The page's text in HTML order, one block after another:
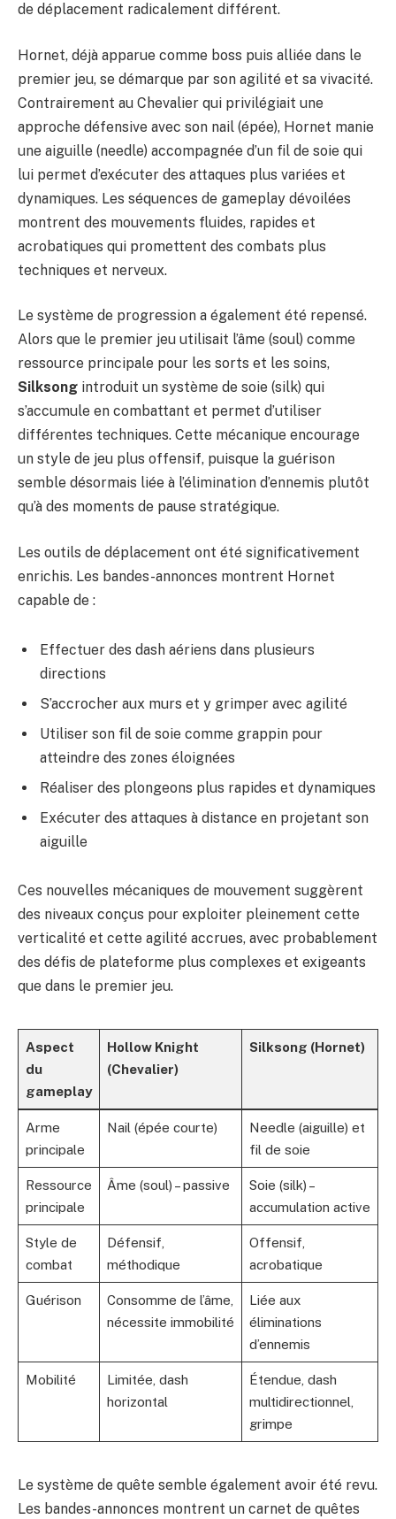
de déplacement radicalement différent.
Hornet, déjà apparue comme boss puis alliée dans le
premier jeu, se démarque par son agilité et sa vivacité.
Contrairement au Chevalier qui privilégiait une
approche défensive avec son nail (épée), Hornet manie
une aiguille (needle) accompagnée d’un fil de soie qui
lui permet d’exécuter des attaques plus variées et
dynamiques. Les séquences de gameplay dévoilées
montrent des mouvements fluides, rapides et
acrobatiques qui promettent des combats plus
techniques et nerveux.
Le système de progression a également été repensé.
Alors que le premier jeu utilisait l’âme (soul) comme
ressource principale pour les sorts et les soins,
Silksong introduit un système de soie (silk) qui
s’accumule en combattant et permet d’utiliser
différentes techniques. Cette mécanique encourage
un style de jeu plus offensif, puisque la guérison
semble désormais liée à l’élimination d’ennemis plutôt
qu’à des moments de pause stratégique.
Les outils de déplacement ont été significativement
enrichis. Les bandes-annonces montrent Hornet
capable de :
Effectuer des dash aériens dans plusieurs
directions
S’accrocher aux murs et y grimper avec agilité
Utiliser son fil de soie comme grappin pour
atteindre des zones éloignées
Réaliser des plongeons plus rapides et dynamiques
Exécuter des attaques à distance en projetant son
aiguille
Ces nouvelles mécaniques de mouvement suggèrent
des niveaux conçus pour exploiter pleinement cette
verticalité et cette agilité accrues, avec probablement
des défis de plateforme plus complexes et exigeants
que dans le premier jeu.
Aspect
du
gameplay
Hollow Knight
(Chevalier)
Silksong (Hornet)
Arme
principale
Nail (épée courte)
Needle (aiguille) et
fil de soie
Ressource
principale
Âme (soul) – passive
Soie (silk) –
accumulation active
Style de
combat
Défensif,
méthodique
Offensif,
acrobatique
Guérison
Consomme de l’âme,
nécessite immobilité
Liée aux
éliminations
d’ennemis
Mobilité
Limitée, dash
horizontal
Étendue, dash
multidirectionnel,
grimpe
Le système de quête semble également avoir été revu.
Les bandes-annonces montrent un carnet de quêtes